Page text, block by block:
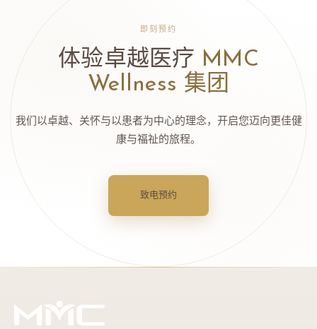
即刻预约
体验卓越医疗 MMC
Wellness 集团
我们以卓越、关怀与以患者为中心的理念，开启您迈向更佳健
康与福祉的旅程。
致电预约